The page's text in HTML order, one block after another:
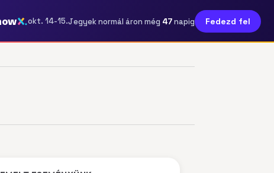
okt. 14-15.Jegyek normál áron még 47napig Fedezd fel